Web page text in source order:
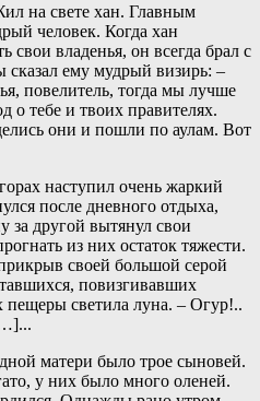
на свете хан. Главным
человек. Когда хан
свои владенья, он всегда брал с
ему мудрый визирь: –
повелитель, тогда мы лучше
о тебе и твоих правителях.
они и пошли по аулам. Вот
наступил очень жаркий
после дневного отдыха,
за другой вытянул свои
из них остаток тяжести.
своей большой серой
повизгивавших
пещеры светила луна. – Огур!..
матери было трое сыновей.
у них было много оленей.